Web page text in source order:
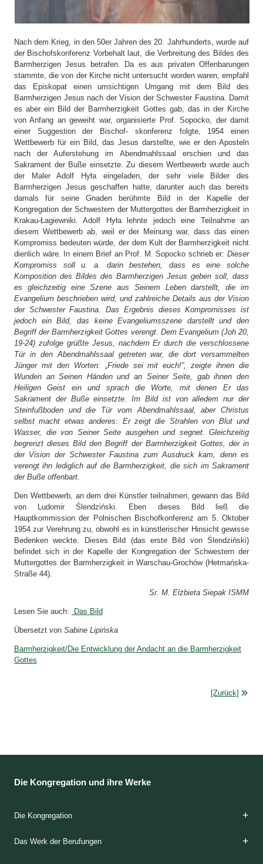
Nach dem Krieg, in den 50er Jahren des 20. Jahrhunderts, wurde auf
der Bischofskonferenz Vorbehalt laut, die Verbreitung des Bildes des
Barmherzigen Jesus betrafen. Da es aus privaten Offenbarungen
stammte, die von der Kirche nicht untersucht worden waren, empfahl
das Episkopat einen umsichtigen Umgang mit dem Bild des
Barmherzigen Jesus nach der Vision der Schwester Faustina. Damit
es aber ein Bild der Barmherzigkeit Gottes gab, das in der Kirche
von Anfang an geweiht war, organisierte Prof. Sopocko, der damit
einer Suggestion der Bischof- skonferenz folgte, 1954 einen
Wettbewerb für ein Bild, das Jesus darstellte, wie er den Aposteln
nach der Auferstehung im Abendmahlssaal erschien und das
Sakrament der Buße einsetzte. Zu diesem Wertbewerb wurde auch
der Maler Adolf Hyła eingeladen, der sehr viele Bilder des
Barmherzigen Jesus geschaffen hatte, darunter auch das bereits
damals für seine Gnaden berühmte Bild in der Kapelle der
Kongregation der Schwestern der Muttergottes der Barmherzigkeit in
Krakau-Łagiewniki. Adolf Hyła lehnte jedoch eine Teilnahme an
diesem Wettbewerb ab, weil er der Meinung war, dass das einen
Kompromiss bedeuten würde, der dem Kult der Barmherzigkeit nicht
dienlich wäre. In einem Brief an Prof. M. Sopocko schrieb er: Dieser
Kompromiss soll u. a. darin bestehen, dass es eine solche
Komposition des Bildes des Barmherzigen Jesus geben soll, dass
es gleichzeitig eine Szene aus Seinem Leben darstellt, die im
Evangelium beschrieben wird, und zahlreiche Details aus der Vision
der Schwester Faustina. Das Ergebnis dieses Kompromisses ist
jedoch ein Bild, das keine Evangeliumsszene darstellt und den
Begriff der Barmherzigkeit Gottes verengt. Dem Evangelium (Joh 20,
19-24) zufolge grüßte Jesus, nachdem Er durch die verschlossene
Tür in den Abendmahlssaal getreten war, die dort versammelten
Jünger mit den Worten: „Friede sei mit euch!”, zeigte ihnen die
Wunden an Seinen Händen und an Seiner Seite, gab ihnen den
Heiligen Geist ein und sprach die Worte, mit denen Er das
Sakrament der Buße einsetzte. Im Bild ist von alledem nur der
Steinfußboden und die Tür vom Abendmahlssaal, aber Christus
selbst macht etwas anderes: Er zeigt die Strahlen von Blut und
Wasser, die von Seiner Seite ausgehen und segnet. Gleichzeitig
begrenzt dieses Bild den Begriff der Barmherzigkeit Gottes, der in
der Vision der Schwester Faustina zum Ausdruck kam, denn es
verengt ihn lediglich auf die Barmherzigkeit, die sich im Sakrament
der Buße offenbart.
Den Wettbewerb, an dem drei Künstler teilnahmen, gewann das Bild
von Ludomir Ślendziński. Eben dieses Bild ließ die
Hauptkommission der Polnischen Bischofkonferenz am 5. Oktober
1954 zur Verehrung zu, obwohl es in künstlerischer Hinsicht gewisse
Bedenken weckte. Dieses Bild (das erste Bild von Ślendziński)
befindet sich in der Kapelle der Kongregation der Schwestern der
Muttergottes der Barmherzigkeit in Warschau-Grochów (Hetmańska-
Straße 44).
Sr. M. Elżbieta Siepak ISMM
Lesen Sie auch: Das Bild
Übersetzt von Sabine Lipińska
Barmherzigkeit/Die Entwicklung der Andacht an die Barmherzigkeit
Gottes
[Zurück]
Die Kongregation und ihre Werke
Die Kongregation
Die Gründerinnen
Das Charisma
Die Spiritualität
Die Etappen der Ausbildung
Die Klöster
Das Apostolat
Die Häuser der Barmherzigkeit
Die Geschichte
Das Werk der Berufungen